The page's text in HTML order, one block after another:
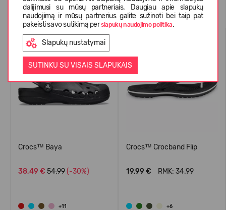
dalijimusi su mūsų partneriais. Daugiau apie slapukų
naudojimą ir mūsų partnerius galite sužinoti bei taip pat
pakeisti savo sutikimą perslapukų naudojimo politika.
Slapukų nustatymai
SUTINKU SU VISAIS SLAPUKAIS
Panašios prekės
-30%
PERKAMIAUSIAS
Crocs™ Baya
38,49 € 54.99 (-30%)
+11
Crocs™ Crocband Flip
19,99 € RMK: 34.99
+6